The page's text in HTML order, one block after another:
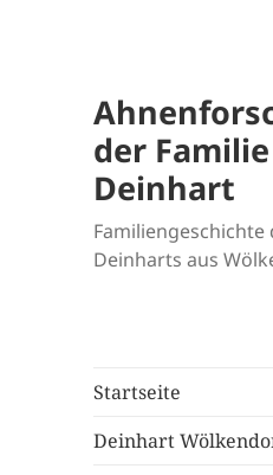
der Familie
Deinhart
Familiengeschichte
Deinharts aus
Startseite
Deinhart